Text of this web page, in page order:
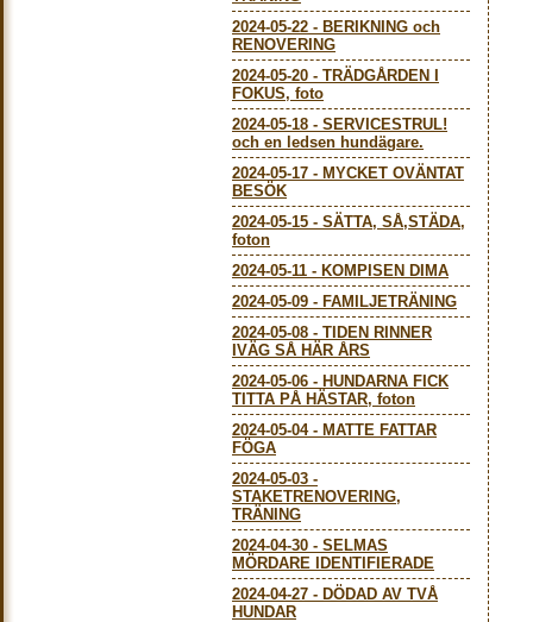
2024-05-22 - BERIKNING och
RENOVERING
2024-05-20 - TRÄDGÅRDEN I
FOKUS, foto
2024-05-18 - SERVICESTRUL!
och en ledsen hundägare.
2024-05-17 - MYCKET OVÄNTAT
BESÖK
2024-05-15 - SÄTTA, SÅ,STÄDA,
foton
2024-05-11 - KOMPISEN DIMA
2024-05-09 - FAMILJETRÄNING
2024-05-08 - TIDEN RINNER
IVÄG SÅ HÄR ÅRS
2024-05-06 - HUNDARNA FICK
TITTA PÅ HÄSTAR, foton
2024-05-04- MATTE FATTAR
FÖGA
2024-05-03 -
STAKETRENOVERING,
TRÄNING
2024-04-30 - SELMAS
MÖRDARE IDENTIFIERADE
2024-04-27 - DÖDAD AV TVÅ
HUNDAR